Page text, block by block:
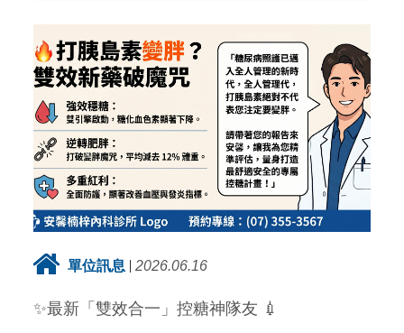
單位訊息 2026.06.16
✨最新「雙效合一」控糖神隊友 💉